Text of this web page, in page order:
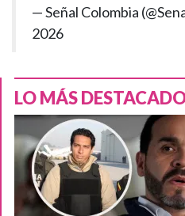
— Señal Colombia
2026
LO MÁS